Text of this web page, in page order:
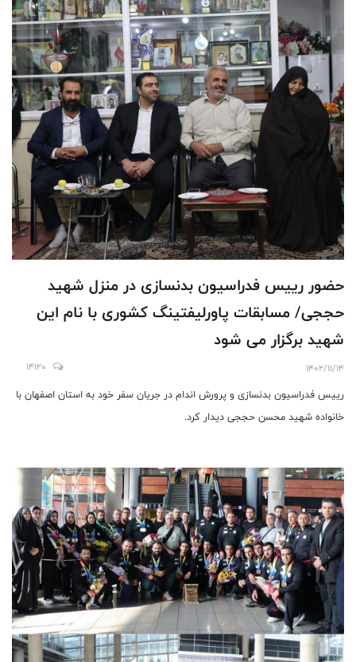
حضور رییس فدراسیون بدنسازی در منزل شهید
حججی/ مسابقات پاورلیفتینگ کشوری با نام این
شهید برگزار می شود
1402/11/14
14120
رییس فدراسیون بدنسازی و پرورش اندام در جریان سفر خود به استان اصفهان با
خانواده شهید محسن حججی دیدار کرد.